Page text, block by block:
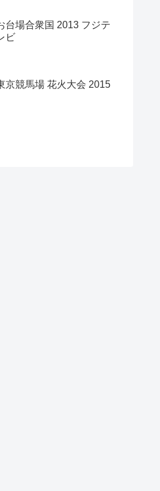
台場合衆国 2013 フジテ
ビ
京競馬場 花火大会 2015